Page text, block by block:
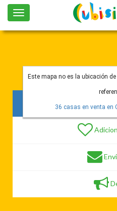
Toggle
navigation
Este mapa no es la ubicación
36 casas en venta en